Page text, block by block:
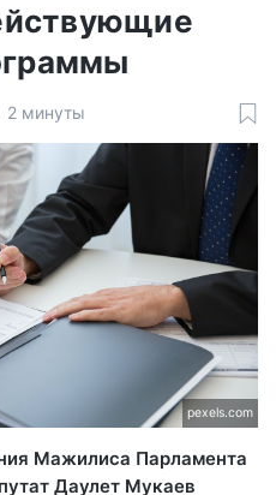
2 минуты
pexels.com
Мажилиса Парламента
Даулет Мукаев